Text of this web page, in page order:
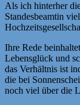
Als ich hinterher
Standesbeamtin
Ihre Rede
Lebensglück und
das Verhältnis ist
die bei
noch viel über die